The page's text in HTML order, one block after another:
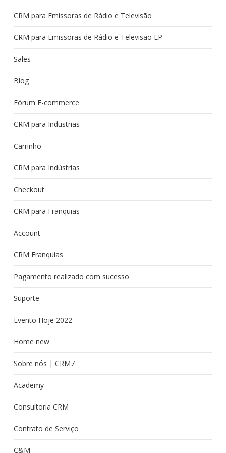
CRM para Emissoras de Rádio e Televisão
CRM para Emissoras de Rádio e Televisão LP
Sales
Blog
Fórum E-commerce
CRM para Industrias
Carrinho
CRM para Indústrias
Checkout
CRM para Franquias
Account
CRM Franquias
Pagamento realizado com sucesso
Suporte
Evento Hoje 2022
Home new
Sobre nós | CRM7
Academy
Consultoria CRM
Contrato de Serviço
C&M